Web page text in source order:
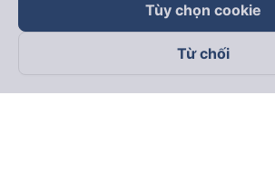
Theo dõi chúng tôi trên
Tùy chọn cookie
Từ chối